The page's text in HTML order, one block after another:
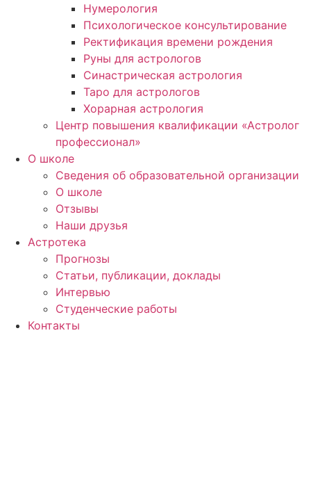
Нумерология
Психологическое консультирование
Ректификация времени рождения
Руны для астрологов
Синастрическая астрология
Таро для астрологов
Хорарная астрология
Центр повышения квалификации «Астролог
профессионал»
О школе
Сведения об образовательной организации
О школе
Отзывы
Наши друзья
Астротека
Прогнозы
Статьи, публикации, доклады
Интервью
Студенческие работы
Контакты